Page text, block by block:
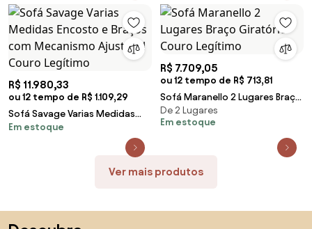
R$ 11.980,33
ou 12 tempo de R$ 1.109,29
Sofá Savage Varias Medidas
Encosto e Braços com
Mecanismo Ajustável Couro
Em estoque
R$ 7.709,05
ou 12 tempo de R$ 713,81
Sofá Maranello 2 Lugares Braço
Giratório Couro Legítimo
De 2 Lugares
Em estoque
Ver mais produtos